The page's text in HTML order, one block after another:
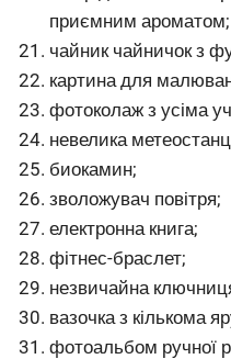
приємним ароматом;
чайник чайничок з
картина для
фотоколаж з усіма
невелика
биокамин;
зволожувач повітря;
електронна книга;
фітнес-браслет;
незвичайна
вазочка з кількома
фотоальбом ручної